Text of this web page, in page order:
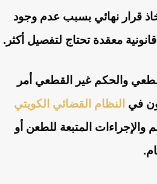
قرار نهائي بسبب عدم وجود
معقدة تحتاج لتفصيل أكثر.
والحكم غير القطعي أمر
في النظام القضائي الكويتي
والإجراءات المتبعة للطعن أو